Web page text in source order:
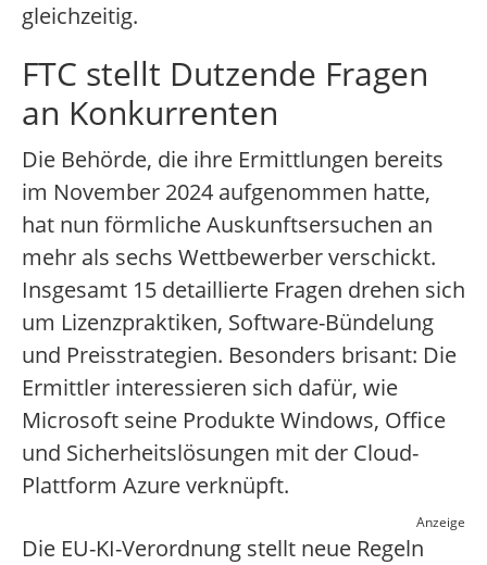
gleichzeitig.
FTC stellt Dutzende Fragen
an Konkurrenten
Die Behörde, die ihre Ermittlungen bereits
im November 2024 aufgenommen hatte,
hat nun förmliche Auskunftsersuchen an
mehr als sechs Wettbewerber verschickt.
Insgesamt 15 detaillierte Fragen drehen sich
um Lizenzpraktiken, Software-Bündelung
und Preisstrategien. Besonders brisant: Die
Ermittler interessieren sich dafür, wie
Microsoft seine Produkte Windows, Office
und Sicherheitslösungen mit der Cloud-
Plattform Azure verknüpft.
Anzeige
Die EU-KI-Verordnung stellt neue Regeln